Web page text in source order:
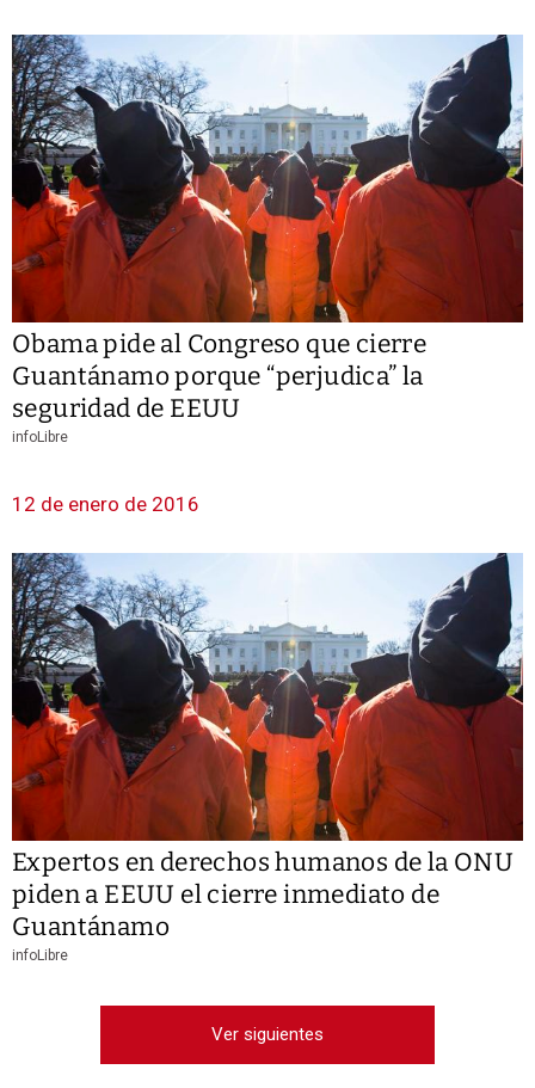
Obama pide al Congreso que cierre
Guantánamo porque “perjudica” la
seguridad de EEUU
infoLibre
12 de enero de 2016
Expertos en derechos humanos de la ONU
piden a EEUU el cierre inmediato de
Guantánamo
infoLibre
Ver siguientes